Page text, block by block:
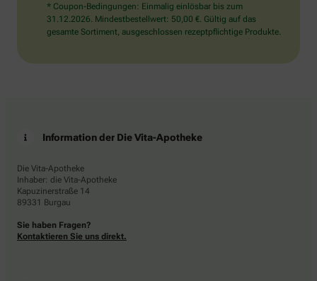
* Coupon-Bedingungen: Einmalig einlösbar bis zum
31.12.2026. Mindestbestellwert: 50,00 €. Gültig auf das
gesamte Sortiment, ausgeschlossen rezeptpflichtige Produkte.
Information der Die Vita-Apotheke
Die Vita-Apotheke
Inhaber: die Vita-Apotheke
Kapuzinerstraße 14
89331 Burgau
Sie haben Fragen?
Kontaktieren Sie uns direkt.